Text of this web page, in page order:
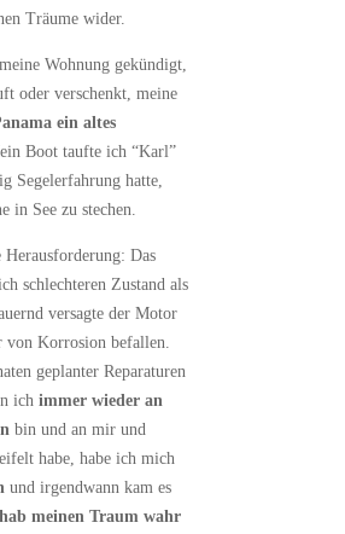
Träume wider.
Wohnung gekündigt,
oder verschenkt, meine
ein altes
Boot taufte ich “Karl”
Segelerfahrung hatte,
in See zu stechen.
Das
schlechteren Zustand als
versagte der Motor
von Korrosion befallen.
geplanter Reparaturen
ich immer wieder an
bin und an mir und
habe, habe ich mich
und irgendwann kam es
meinen Traum wahr